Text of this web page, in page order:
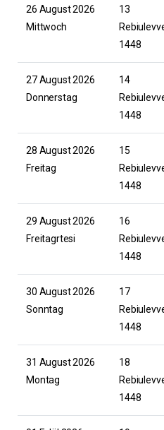
26 August 2026
Mittwoch
13
1448
27 August 2026
Donnerstag
14
1448
28 August 2026
Freitag
15
1448
29 August 2026
Freitagrtesi
16
1448
30 August 2026
Sonntag
17
1448
31 August 2026
Montag
18
1448